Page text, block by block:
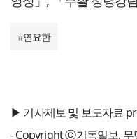
#연요한
▶ 기사제보 및 보도자료
- Copyright ⓒ기독일보, 무